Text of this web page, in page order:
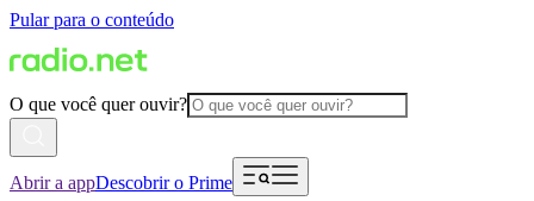
Pular para o conteúdo
O que você quer ouvir?
Abrir a appDescobrir o Prime